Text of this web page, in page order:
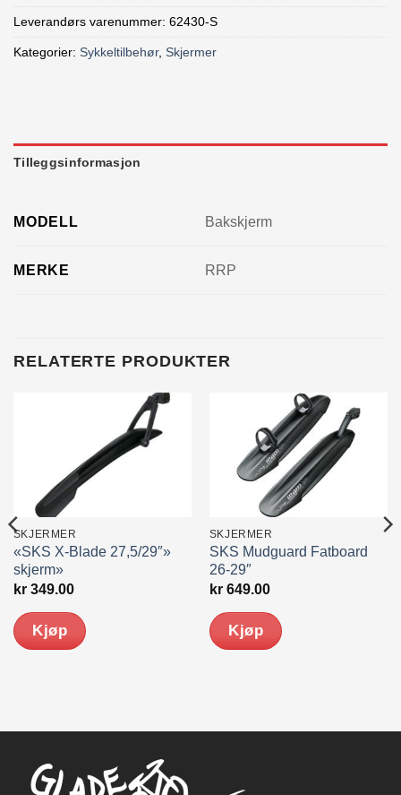
Leverandørs varenummer: 62430-S
Kategorier: Sykkeltilbehør, Skjermer
Tilleggsinformasjon
MODELL Bakskjerm
MERKE RRP
RELATERTE PRODUKTER
SKJERMER
«SKS X-Blade 27,5/29″»
skjerm»
kr349.00
Kjøp
SKJERMER
SKS Mudguard Fatboard
26-29″
kr649.00
Kjøp